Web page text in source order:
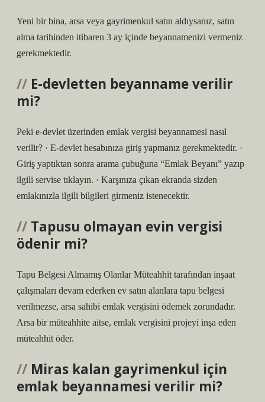
Yeni bir bina, arsa veya gayrimenkul satın aldıysanız, satın
alma tarihinden itibaren 3 ay içinde beyannamenizi vermeniz
gerekmektedir.
E-devletten beyanname verilir
mi?
Peki e-devlet üzerinden emlak vergisi beyannamesi nasıl
verilir? · E-devlet hesabınıza giriş yapmanız gerekmektedir. ·
Giriş yaptıktan sonra arama çubuğuna “Emlak Beyanı” yazıp
ilgili servise tıklayın. · Karşınıza çıkan ekranda sizden
emlakınızla ilgili bilgileri girmeniz istenecektir.
Tapusu olmayan evin vergisi
ödenir mi?
Tapu Belgesi Almamış Olanlar Müteahhit tarafından inşaat
çalışmaları devam ederken ev satın alanlara tapu belgesi
verilmezse, arsa sahibi emlak vergisini ödemek zorundadır.
Arsa bir müteahhite aitse, emlak vergisini projeyi inşa eden
müteahhit öder.
Miras kalan gayrimenkul için
emlak beyannamesi verilir mi?